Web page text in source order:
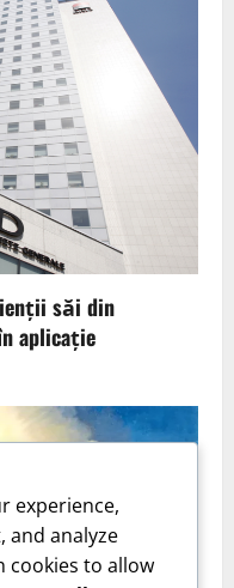
săi din
aplicație
experience,
and analyze
cookies to allow